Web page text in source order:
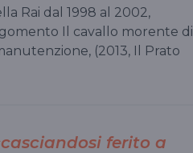
Rai dal 1998 al 2002,
Il cavallo morente di
(2013, Il Prato
ferito a